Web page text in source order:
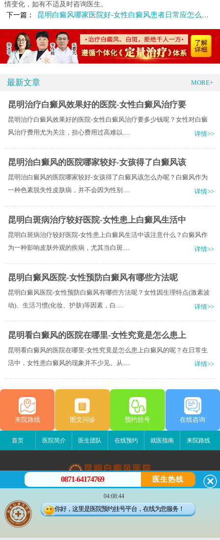
情变化，如有不适及时咨询医生。
下一篇：
昆明白癜风哪家医院好-女性白癜风患者日常应怎么护理
最新文章 MORE+
昆明治疗白癜风效果好的医院-女性白癜风治疗要
昆明治疗白癜风效果好的医院-女性白癜风治疗要多少钱呢？女性对白癜
风治疗费用尤为关注，担心费用过高难以.....
详情>>
昆明治白癜风的医院哪家较好-女孩得了白癜风该
昆明治白癜风的医院哪家较好-女孩得了白癜风该怎么办呢？白癜风作为
一种色素脱失性皮肤病，并不会因为性别.....
详情>>
昆明白斑病治疗较好医院-女性患上白癜风生活中
昆明白斑病治疗较好医院-女性患上白癜风生活中该注意什么？白癜风作
为一种影响皮肤外观的疾病，尤其当白斑.....
详情>>
昆明白癜风医院-女性预防白癜风有哪些方法呢
昆明白癜风医院-女性预防白癜风有哪些方法呢？女性因生理特点(激素波
动)、生活习惯(化妆、护肤)等因素，白.....
详情>>
昆明看白癜风的医院在哪里-女性究竟是怎么患上
昆明看白癜风的医院在哪里-女性究竟是怎么患上白癜风的呢？在日常生
活中，女性患白癜风的现象并不少见。从.....
详情>>
来院路线 图文问诊 预约挂号 在线咨询
首页 医院简介 医生团队 在线预约 就医指南 来院路线
昆明白癜风医院
昆明市五华区护国路2号
版权所有：昆明白癜风医院
滇公安备 53010202000563号
0871-64174769 医生热线
04:08:44
你好，这里是医院预约挂号平台，在线为您服务！